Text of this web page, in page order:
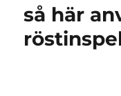
så här